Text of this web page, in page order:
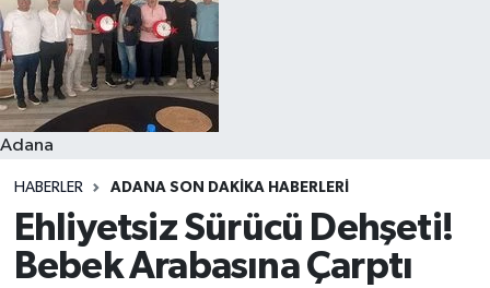
Adana
HABERLER ADANA SON DAKIKA HABERLERI
Ehliyetsiz Sürücü Dehşeti!
Bebek Arabasına Çarptı
Resmi İlanlar